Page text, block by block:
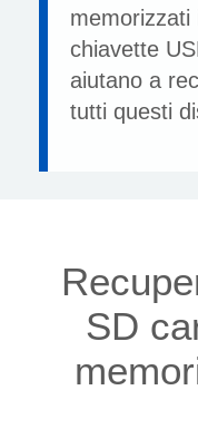
chiavette
aiutano a
tutti questi
SD